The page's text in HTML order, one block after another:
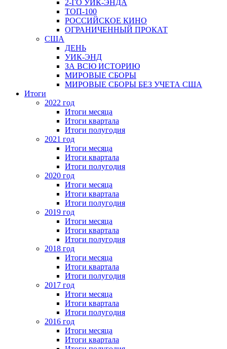
2-ГО УИК-ЭНДА
ТОП-100
РОССИЙСКОЕ КИНО
ОГРАНИЧЕННЫЙ ПРОКАТ
США
ДЕНЬ
УИК-ЭНД
ЗА ВСЮ ИСТОРИЮ
МИРОВЫЕ СБОРЫ
МИРОВЫЕ СБОРЫ БЕЗ УЧЕТА США
Итоги
2022 год
Итоги месяца
Итоги квартала
Итоги полугодия
2021 год
Итоги месяца
Итоги квартала
Итоги полугодия
2020 год
Итоги месяца
Итоги квартала
Итоги полугодия
2019 год
Итоги месяца
Итоги квартала
Итоги полугодия
2018 год
Итоги месяца
Итоги квартала
Итоги полугодия
2017 год
Итоги месяца
Итоги квартала
Итоги полугодия
2016 год
Итоги месяца
Итоги квартала